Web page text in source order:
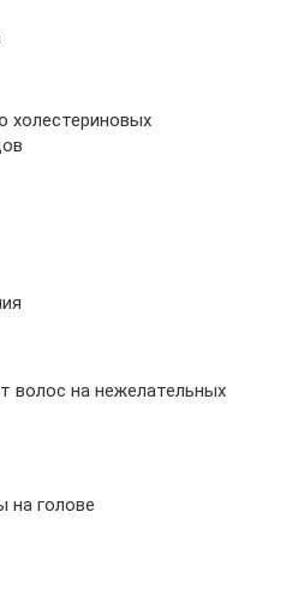
холестериновых
волос на нежелательных
на голове